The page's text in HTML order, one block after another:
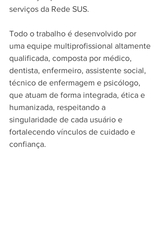
serviços da Rede SUS.
Todo o trabalho é desenvolvido por
uma equipe multiprofissional altamente
qualificada, composta por médico,
dentista, enfermeiro, assistente social,
técnico de enfermagem e psicólogo,
que atuam de forma integrada, ética e
humanizada, respeitando a
singularidade de cada usuário e
fortalecendo vínculos de cuidado e
confiança.